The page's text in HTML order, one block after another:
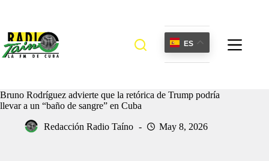
ES
Bruno Rodríguez advierte que la retórica de Trump podría
llevar a un “baño de sangre” en Cuba
Redacción Radio Taíno May 8, 2026